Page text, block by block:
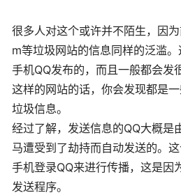
很多人对这个或许并不陌生，因
m等垃圾网站的信息同样的泛滥
手机QQ发布的，而且一般都会发
这样的网站的话，你会发现都是
垃圾信息。
经过了解，发送信息的QQ大概是
马遭受到了劫持而自动发送的。
手机登录QQ来进行传播，这是因
发送程序。